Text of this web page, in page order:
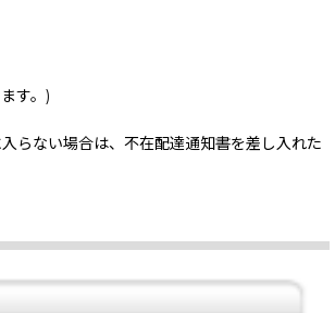
す。)
らない場合は、不在配達通知書を差し入れた